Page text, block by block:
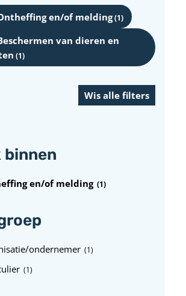
en/of melding(1)
van dieren en
(1)
binnen
en/of melding (1)
ondernemer (1)
(1)